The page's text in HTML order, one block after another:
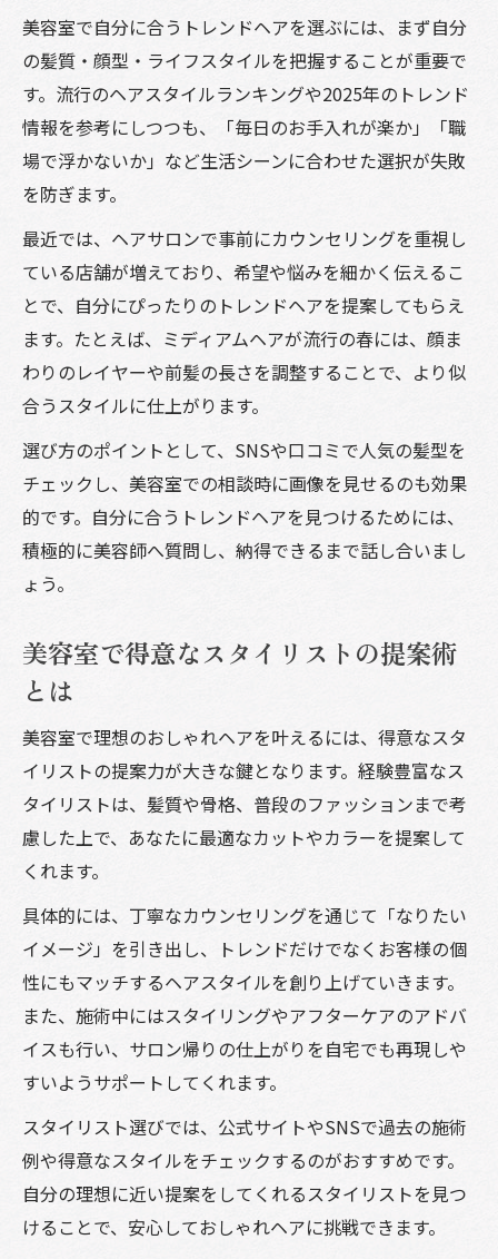
美容室で自分に合うトレンドヘアを選ぶには、まず自分
の髪質・顔型・ライフスタイルを把握することが重要で
す。流行のヘアスタイルランキングや2025年のトレンド
情報を参考にしつつも、「毎日のお手入れが楽か」「職
場で浮かないか」など生活シーンに合わせた選択が失敗
を防ぎます。
最近では、ヘアサロンで事前にカウンセリングを重視し
ている店舗が増えており、希望や悩みを細かく伝えるこ
とで、自分にぴったりのトレンドヘアを提案してもらえ
ます。たとえば、ミディアムヘアが流行の春には、顔ま
わりのレイヤーや前髪の長さを調整することで、より似
合うスタイルに仕上がります。
選び方のポイントとして、SNSや口コミで人気の髪型を
チェックし、美容室での相談時に画像を見せるのも効果
的です。自分に合うトレンドヘアを見つけるためには、
積極的に美容師へ質問し、納得できるまで話し合いまし
ょう。
美容室で得意なスタイリストの提案術
とは
美容室で理想のおしゃれヘアを叶えるには、得意なスタ
イリストの提案力が大きな鍵となります。経験豊富なス
タイリストは、髪質や骨格、普段のファッションまで考
慮した上で、あなたに最適なカットやカラーを提案して
くれます。
具体的には、丁寧なカウンセリングを通じて「なりたい
イメージ」を引き出し、トレンドだけでなくお客様の個
性にもマッチするヘアスタイルを創り上げていきます。
また、施術中にはスタイリングやアフターケアのアドバ
イスも行い、サロン帰りの仕上がりを自宅でも再現しや
すいようサポートしてくれます。
スタイリスト選びでは、公式サイトやSNSで過去の施術
例や得意なスタイルをチェックするのがおすすめです。
自分の理想に近い提案をしてくれるスタイリストを見つ
けることで、安心しておしゃれヘアに挑戦できます。